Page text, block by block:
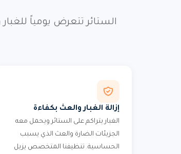
الستائر تتعرض يومياً
إزالة الغبار والعث بكفاءة
الغبار يتراكم على الستائر ويحمل معه
الجزيئات الضارة والعث الذي يسبب
الحساسية. تنظيفنا المتخصص يزيل